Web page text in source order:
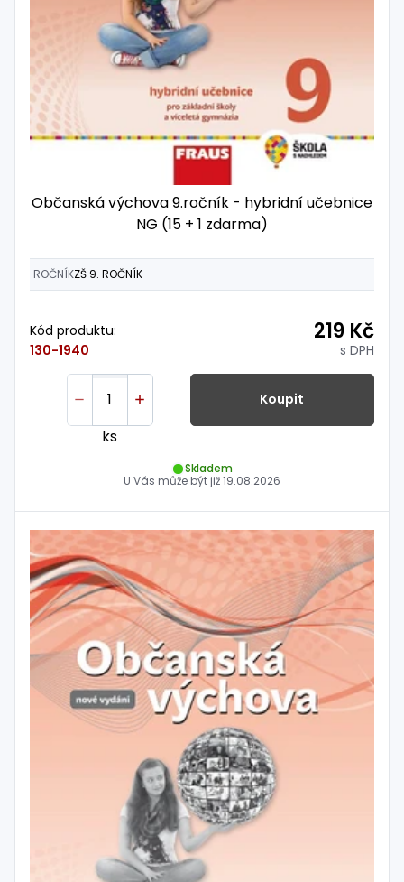
Občanská výchova 9.ročník - hybridní učebnice
NG (15 + 1 zdarma)
ROČNÍKZŠ 9. ROČNÍK
Kód produktu:
130-1940
219 Kč
s DPH
ks
Koupit
Skladem
U Vás může být již19.08.2026